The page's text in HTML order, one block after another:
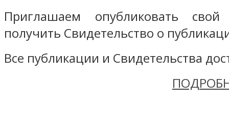
Приглашаем опубликовать
получить Свидетельство о
Все публикации и Свидетельства